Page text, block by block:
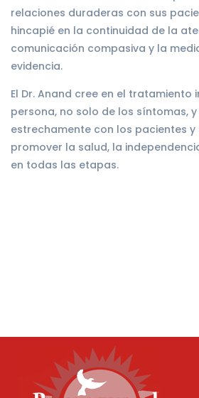
relaciones duraderas con sus
hincapié en la continuidad de la
comunicación compasiva y la
evidencia.
El Dr. Anand cree en el tratamiento
persona, no solo de los síntomas,
estrechamente con los pacientes
promover la salud, la
en todas las etapas.